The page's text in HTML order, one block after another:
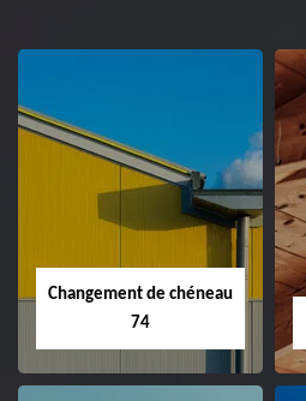
Changement de chéneau
74